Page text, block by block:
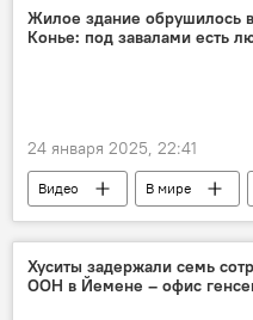
Служба внешней разведки
отчет
Жилое здание обрушилось
Конье: под завалами есть
24 января 2025, 22:41
Видео В мире
здание
Хуситы задержали семь
ООН в Йемене – офис